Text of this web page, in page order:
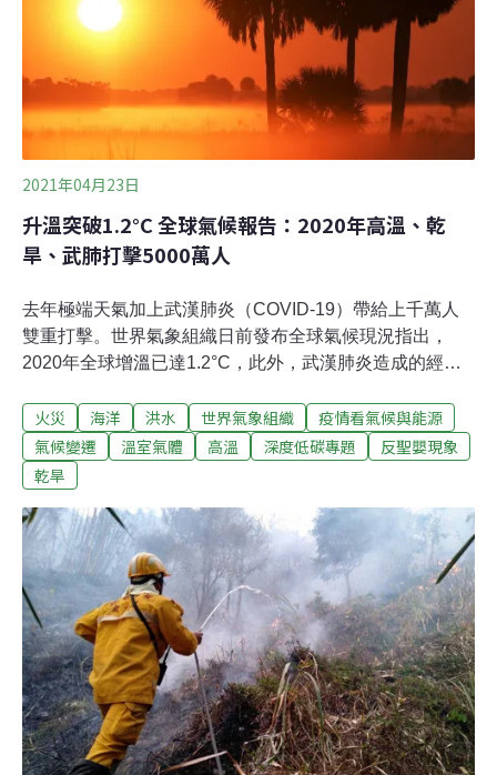
市林園區，於1975完工，占地約400公頃，是國內石化工
業的重要據點之一，目前共有33家廠商設廠，多為化學材
料製造業者。林園工業區今年格外不平靜，先是1月12日
台灣苯乙烯工公司（台苯）因員工操作不慎引燃揮發氣
體，引發大火；1月26日亞聚公司又因鍋
2021年04月23日
升溫突破1.2°C 全球氣候報告：2020年高溫、乾
旱、武肺打擊5000萬人
去年極端天氣加上武漢肺炎（COVID-19）帶給上千萬人
雙重打擊。世界氣象組織日前發布全球氣候現況指出，
2020年全球增溫已達1.2°C，此外，武漢肺炎造成的經濟
組織（World Meteorological Organization, WMO）和合作
機關19日發表了《 2020年全球氣候狀況》（State of the
Global Climate 2020）報告。這份報告記錄完整氣候系統
指標變化，包括溫室氣體濃度、陸地和海洋升溫、海平面
上升、冰融化和冰川退縮以及極端天氣，也彙整出對社會
經濟發展、移民和人口流離失所狀況、糧食安全以及土地
和海洋生態系統的影響。
火災 海洋 洪水 世界氣象組織
疫情看氣候與能源
氣候變遷
溫室氣體 高溫 深度低碳專題
反聖嬰現象
乾旱